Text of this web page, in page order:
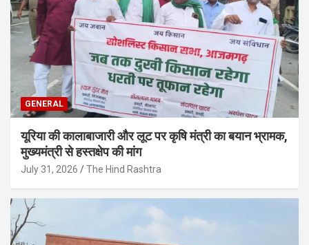
GENERAL
यूरिया की कालाबाजारी और लूट पर कृषि मंत्री का बयान भ्रामक,
मुख्यमंत्री से हस्तक्षेप की मांग
July 31, 2026 The Hind Rashtra